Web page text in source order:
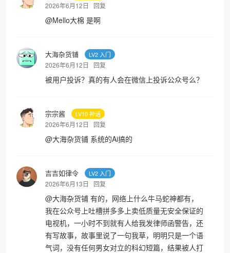
2026年6月12日 回复
@Mello大棉 是啊
大海杂货铺 LV2 入门
2026年6月12日 回复
被用户投诉？真的有人会在微信上投诉公众号么？
宗宗酱 LV10 神话
2026年6月12日 回复
@大海杂货铺 系统的Ai搞的
吉吉如律令 LV2 入门
2026年6月13日 回复
@大海杂货铺 有的，网络上什么牛马蛇神都有，
我在公众号上吐槽拼多多上卖低质量无安全保证的
电视机，一小时不到就有人给我发律师函警告，还
有写故事，故事里说了一句我草，明明只是一个语
气词，没有任何男女对立的科幻短篇，结果被人打